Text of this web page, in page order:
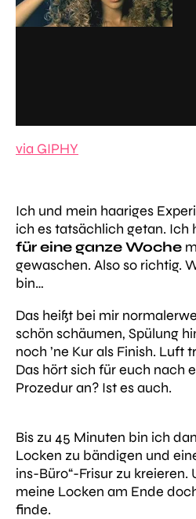
via GIPHY
Ich und mein haariges
ich es tatsächlich getan. Ich
für eine ganze Woche
gewaschen. Also so richtig.
bin…
Das heißt bei mir
schön schäumen, Spülung
noch ’ne Kur als Finish. Luft
Das hört sich für euch nach
Prozedur an? Ist es auch.
Bis zu 45 Minuten bin ich
Locken zu bändigen und
ins-Büro“-Frisur zu kreieren.
meine Locken am Ende
finde.